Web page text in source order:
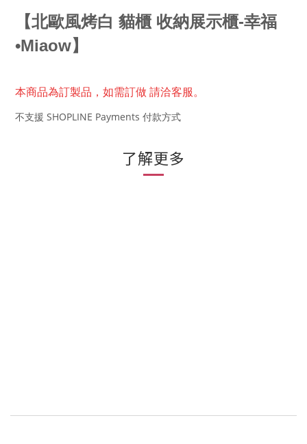
【北歐風烤白 貓櫃 收納展示櫃-幸福
•Miaow】
本商品為訂製品， 如需訂做 請洽客服。
不支援 SHOPLINE Payments 付款方式
了解更多